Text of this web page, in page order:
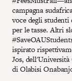
campagna
voce degli
per le tasse. Altri
ispirato
Jos,
di Olabisi